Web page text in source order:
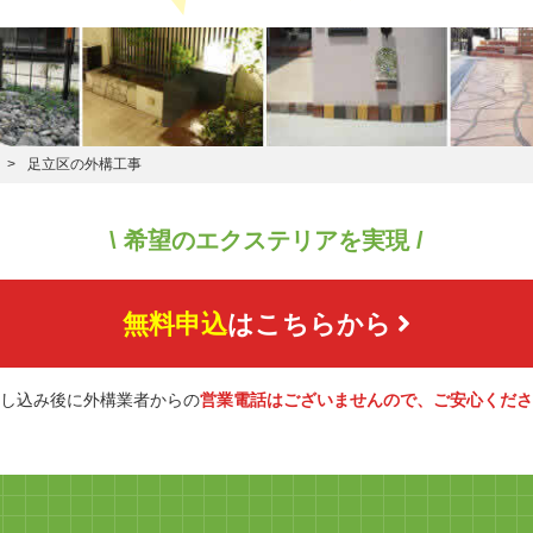
足立区の外構工事
\ 希望のエクステリアを実現 /
無料申込はこちらから
込み後に外構業者からの営業電話はございませんので、ご安心くだ